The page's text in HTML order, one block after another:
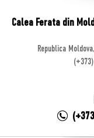
Calea Ferata din
Republica